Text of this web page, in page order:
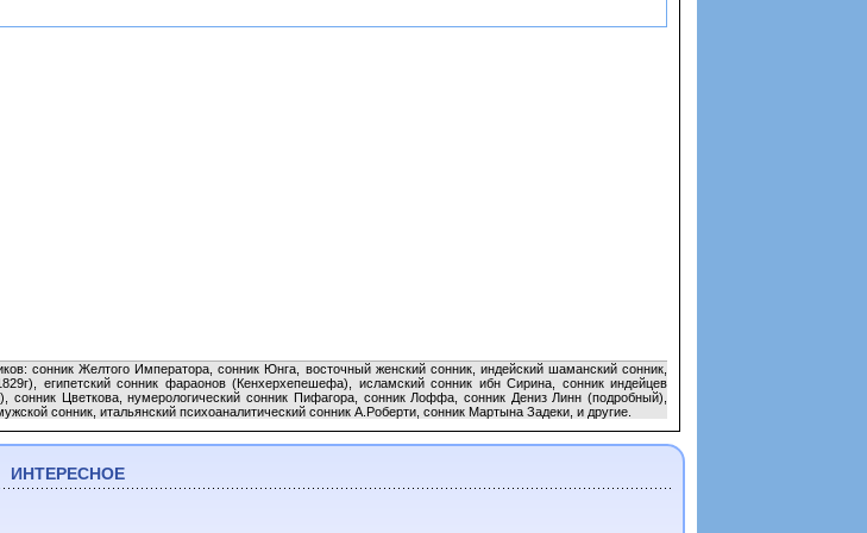
сонник Желтого Императора, сонник Юнга, восточный женский сонник, индейский шаманский сонник,
египетский сонник фараонов (Кенхерхепешефа), исламский сонник ибн Сирина, сонник индейцев
сонник Цветкова, нумерологический сонник Пифагора, сонник Лоффа, сонник Дениз Линн (подробный),
сонник, итальянский психоаналитический сонник А.Роберти, сонник Мартына Задеки, и другие.
ИНТЕРЕСНОЕ